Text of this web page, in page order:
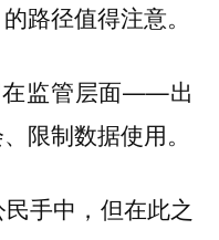
路径值得注意。
在监管层面——出
限制数据使用。
手中，但在此之